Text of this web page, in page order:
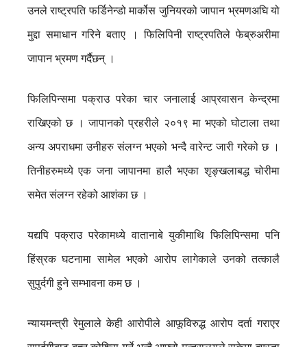
उनले राष्ट्रपति फर्डिनेन्डो मार्कोस जुनियरको जापान भ्रमणअघि यो
मुद्दा समाधान गरिने बताए । फिलिपिनी राष्ट्रपतिले फेब्रुअरीमा
जापान भ्रमण गर्दैछन् ।
फिलिपिन्समा पक्राउ परेका चार जनालाई आप्रवासन केन्द्रमा
राखिएको छ । जापानको प्रहरीले २०१९ मा भएको घोटाला तथा
अन्य अपराधमा उनीहरु संलग्न भएको भन्दै वारेन्ट जारी गरेको छ ।
तिनीहरुमध्ये एक जना जापानमा हालै भएका शृङ्खलाबद्ध चोरीमा
समेत संलग्न रहेको आशंका छ ।
यद्यपि पक्राउ परेकामध्ये वातानाबे युकीमाथि फिलिपिन्समा पनि
हिंस्रक घटनामा सामेल भएको आरोप लागेकाले उनको तत्कालै
सुपुर्दगी हुने सम्भावना कम छ ।
न्यायमन्त्री रेमुलाले केही आरोपीले आफूविरुद्ध आरोप दर्ता गराएर